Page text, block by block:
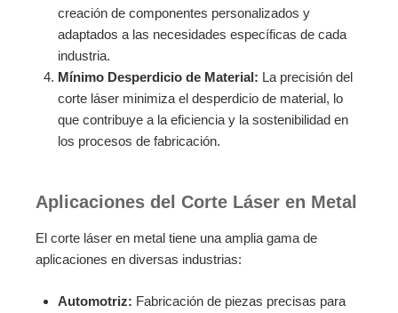
creación de componentes personalizados y
adaptados a las necesidades específicas de cada
industria.
Mínimo Desperdicio de Material: La precisión del
corte láser minimiza el desperdicio de material, lo
que contribuye a la eficiencia y la sostenibilidad en
los procesos de fabricación.
Aplicaciones del Corte Láser en Metal
El corte láser en metal tiene una amplia gama de
aplicaciones en diversas industrias:
Automotriz: Fabricación de piezas precisas para